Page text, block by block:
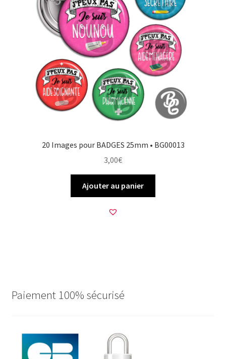
20 Images pour BADGES 25mm • BG00013
3,00€
Ajouter au panier
Paiement 100% sécurisé